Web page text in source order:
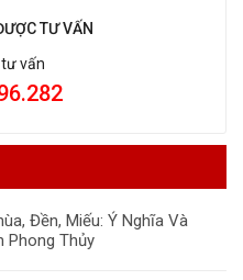
TƯ VẤN
vấn
Đền, Miếu: Ý Nghĩa Và
Phong Thủy